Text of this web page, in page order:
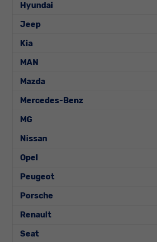
Hyundai
Jeep
Kia
MAN
Mazda
Mercedes-Benz
MG
Nissan
Opel
Peugeot
Porsche
Renault
Seat